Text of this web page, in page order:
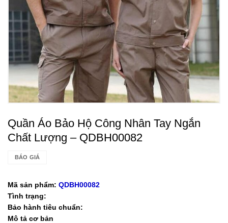
Quần Áo Bảo Hộ Công Nhân Tay Ngắn
Chất Lượng – QDBH00082
BÁO GIÁ
Mã sản phẩm: QDBH00082
Tình trạng:
Bảo hành tiêu chuẩn:
Mô tả cơ bản